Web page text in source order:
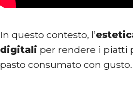
In questo contesto, l’
digitali per rendere i piatti
pasto consumato con gusto.